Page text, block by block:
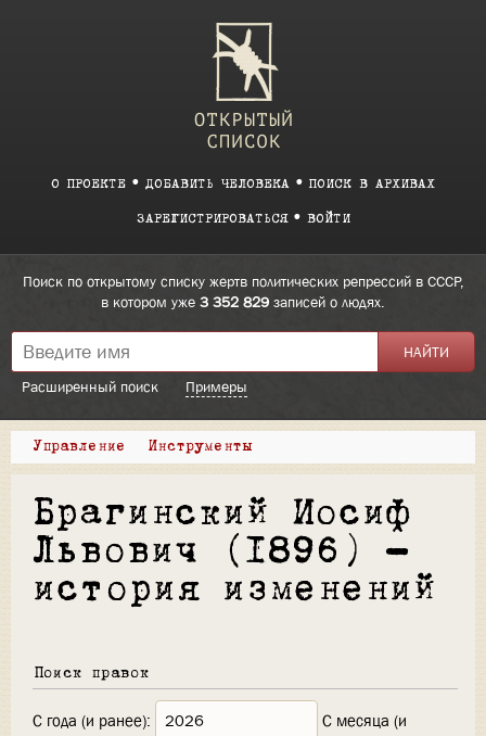
О ПРОЕКТЕ ДОБАВИТЬ ЧЕЛОВЕКА ПОИСК В АРХИВАХ
ЗАРЕГИСТРИРОВАТЬСЯ ВОЙТИ
Поиск по открытому списку жертв политических репрессий в СССР,
в котором уже 3 352 829 записей о людях.
Расширенный поиск Примеры
Управление Инструменты
Брагинский Иосиф
Львович (1896) —
история изменений
Поиск правок
С года (и ранее):
С месяца (и